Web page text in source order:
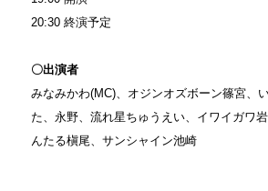
20:30 終演予定
〇出演者
みなみかわ(MC)、オジンオズボーン篠宮、
た、永野、流れ星ちゅうえい、イワイガワ
んたる槇尾、サンシャイン池崎